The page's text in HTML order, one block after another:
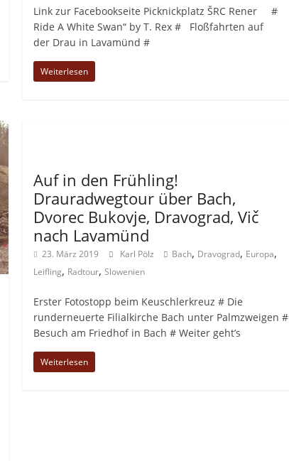
Link zur Facebookseite Picknickplatz ŠRC Rener #
Ride A White Swan“ by T. Rex # Floßfahrten auf
der Drau in Lavamünd #
Weiterlesen
Auf in den Frühling!
Drauradwegtour über Bach,
Dvorec Bukovje, Dravograd, Vič
nach Lavamünd
23. März 2019 Karl Pölz Bach, Dravograd, Europa,
Leifling, Radtour,Slowenien
Erster Fotostopp beim Keuschlerkreuz # Die
runderneuerte Filialkirche Bach unter Palmzweigen #
Besuch am Friedhof in Bach # Weiter geht’s
Weiterlesen